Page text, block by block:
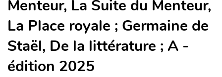
Menteur, La Suite du Menteur,
La Place royale ; Germaine de
Staël, De la littérature ; A -
édition 2025